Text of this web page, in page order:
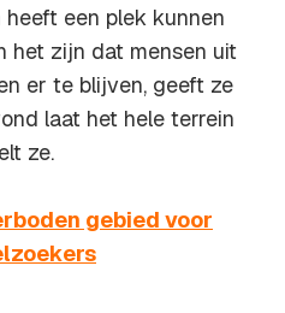
een plek kunnen
het zijn dat mensen uit
er te blijven, geeft ze
laat het hele terrein
ze.
gebied voor